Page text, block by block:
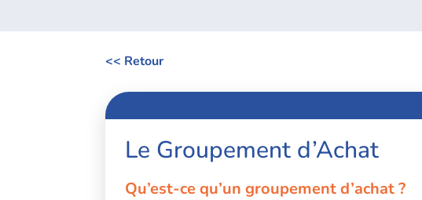
<< Retour
Le Groupement d’Achat
Qu’est-ce qu’un groupement d’achat ?